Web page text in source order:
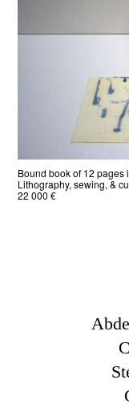
Bound book of 12 pages
Lithography, sewing, &
22 000 €